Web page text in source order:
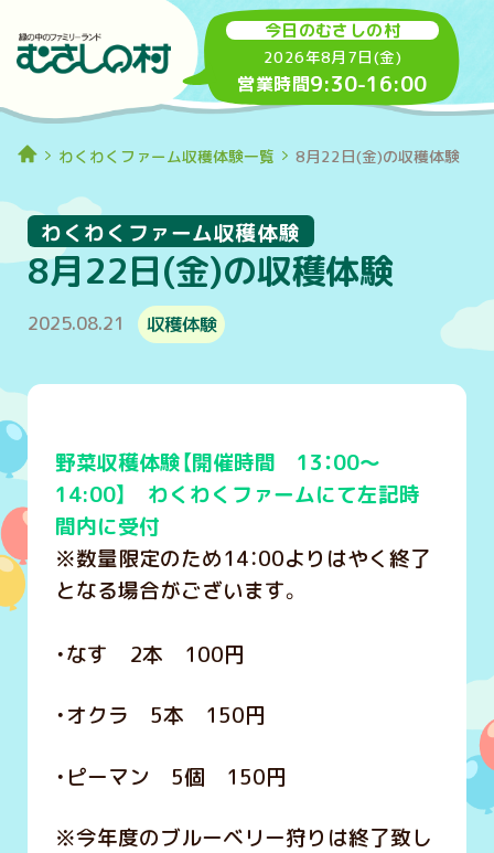
今日のむさしの村
2026年8月7日(金)
営業時間9:30-16:00
わくわくファーム収穫体験一覧 8月22日(金)の収穫体験
8月22日(金)の収穫体験
わくわくファーム収穫体験
2025.08.21 収穫体験
野菜収穫体験【開催時間 13：00～
14:00】 わくわくファームにて左記時
間内に受付
※数量限定のため14：00よりはやく終了
となる場合がございます。
・なす 2本 100円
・オクラ 5本 150円
・ピーマン 5個 150円
※今年度のブルーベリー狩りは終了致し